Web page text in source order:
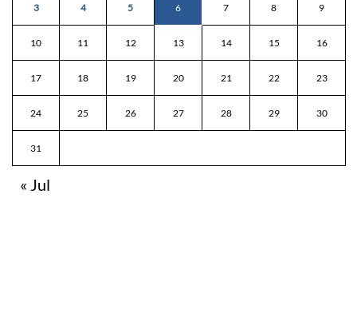
3 4 5 6 7 8 9
10 11 12 13 14 15 16
17 18 19 20 21 22 23
24 25 26 27 28 29 30
31
« Jul